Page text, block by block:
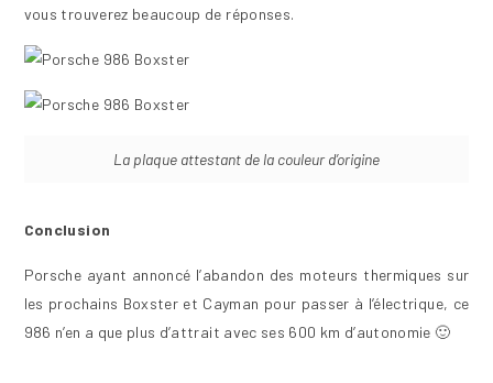
vous trouverez beaucoup de réponses.
La plaque attestant de la couleur d’origine
Conclusion
Porsche ayant annoncé l’abandon des moteurs thermiques sur
les prochains Boxster et Cayman pour passer à l’électrique, ce
986 n’en a que plus d’attrait avec ses 600 km d’autonomie 🙂